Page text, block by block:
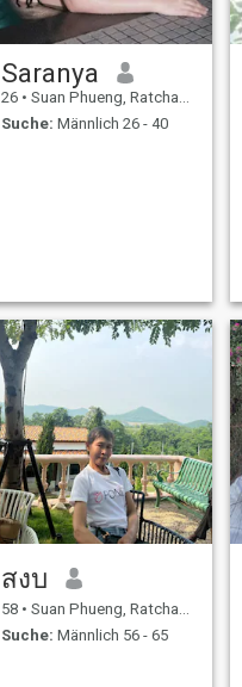
Saranya
26 • Suan Phueng, Ratchaburi, Thailand
Suche: Männlich 26 - 40
สงบ
58 • Suan Phueng, Ratchaburi, Thailand
Suche: Männlich 56 - 65